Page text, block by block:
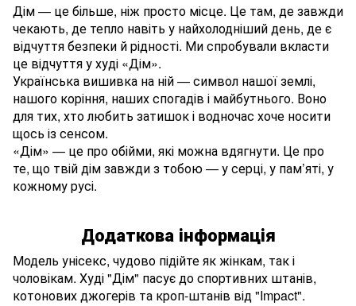
Дім — це більше, ніж просто місце. Це там, де завжди
чекають, де тепло навіть у найхолодніший день, де є
відчуття безпеки й рідності. Ми спробували вкласти
це відчуття у худі «Дім».
Українська вишивка на ній — символ нашої землі,
нашого коріння, наших спогадів і майбутнього. Воно
для тих, хто любить затишок і водночас хоче носити
щось із сенсом.
«Дім» — це про обійми, які можна вдягнути. Це про
те, що твій дім завжди з тобою — у серці, у пам’яті, у
кожному русі.
Додаткова інформація
Модель унісекс, чудово підійте як жінкам, так і
чоловікам. Худі "Дім" пасує до спортивних штанів,
котонових джогерів та кроп-штанів від "Impact".